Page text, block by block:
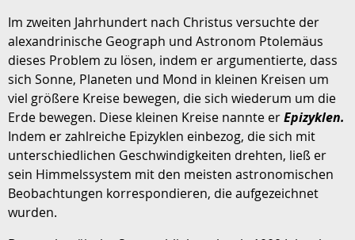
Im zweiten Jahrhundert nach Christus versuchte der
alexandrinische Geograph und Astronom Ptolemäus
dieses Problem zu lösen, indem er argumentierte, dass
sich Sonne, Planeten und Mond in kleinen Kreisen um
viel größere Kreise bewegen, die sich wiederum um die
Erde bewegen. Diese kleinen Kreise nannte erEpizyklen.
Indem er zahlreiche Epizyklen einbezog, die sich mit
unterschiedlichen Geschwindigkeiten drehten, ließ er
sein Himmelssystem mit den meisten astronomischen
Beobachtungen korrespondieren, die aufgezeichnet
wurden.